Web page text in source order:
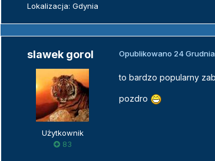
Lokalizacja: Gdynia
slawek gorol
Użytkownik
83
Opublikowano 24
to bardzo popularny
pozdro